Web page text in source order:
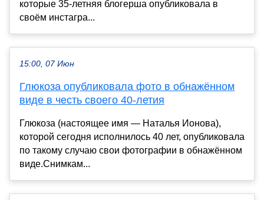
которые 35-летняя блогерша опубликовала в
своём инстагра...
15:00, 07 Июн
Глюкоза опубликовала фото в обнажённом
виде в честь своего 40-летия
Глюкоза (настоящее имя — Наталья Ионова),
которой сегодня исполнилось 40 лет, опубликовала
по такому случаю свои фотографии в обнажённом
виде.Снимкам...